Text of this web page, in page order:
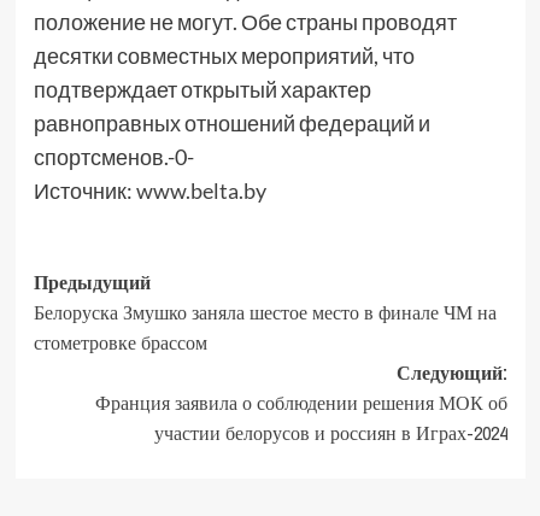
положение не могут. Обе страны проводят
десятки совместных мероприятий, что
подтверждает открытый характер
равноправных отношений федераций и
спортсменов.-0-
Источник:www.belta.by
Предыдущий
Белоруска Змушко заняла шестое место в финале ЧМ на
стометровке брассом
Следующий:
Франция заявила о соблюдении решения МОК об
участии белорусов и россиян в Играх-2024